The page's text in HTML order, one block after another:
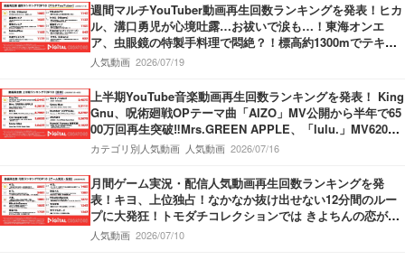
週間マルチYouTuber動画再生回数ランキングを発表！ヒカ
ル、溝口勇児が心境吐露…お祓いで涙も…！東海オンエ
ア、虫眼鏡の特製手料理で悶絶？！標高約1300mでテキー
ラがぶ飲み…果たしてどちらが酔うのか？！
人気動画 2026/07/19
上半期YouTube音楽動画再生回数ランキングを発表！ King
Gnu、呪術廻戦OPテーマ曲「AIZO」MV公開から半年で65
00万回再生突破‼Mrs.GREEN APPLE、「lulu.」MV6200
万回再生突破‼M!LK、「爆裂愛してる」第3位獲得‼
カテゴリ別人気動画 人気動画 2026/07/16
月間ゲーム実況・配信人気動画再生回数ランキングを発
表！キヨ、上位独占！なかなか抜け出せない12分間のルー
プに大発狂！トモダチコレクションでは きよちんの恋が動
き出す！盲目少女をぬいぐるみを使って救うホラーゲーム
人気動画 2026/07/10